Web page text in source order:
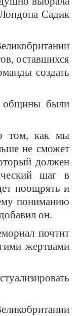
Садик
оставшихся
создать
общины были
том, как мы
не сможет
должен
шаг в
поощрять и
пониманию
он.
почтит
жертвами